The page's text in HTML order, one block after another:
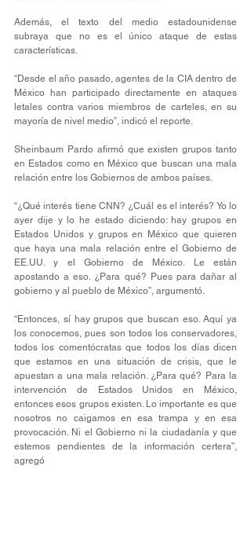
Además, el texto del medio estadounidense
subraya que no es el único ataque de estas
características.
“Desde el año pasado, agentes de la CIA dentro de
México han participado directamente en ataques
letales contra varios miembros de carteles, en su
mayoría de nivel medio”, indicó el reporte.
Sheinbaum Pardo afirmó que existen grupos tanto
en Estados como en México que buscan una mala
relación entre los Gobiernos de ambos países.
“¿Qué interés tiene CNN? ¿Cuál es el interés? Yo lo
ayer dije y lo he estado diciendo: hay grupos en
Estados Unidos y grupos en México que quieren
que haya una mala relación entre el Gobierno de
EE.UU. y el Gobierno de México. Le están
apostando a eso. ¿Para qué? Pues para dañar al
gobierno y al pueblo de México”, argumentó.
“Entonces, sí hay grupos que buscan eso. Aquí ya
los conocemos, pues son todos los conservadores,
todos los comentócratas que todos los días dicen
que estamos en una situación de crisis, que le
apuestan a una mala relación. ¿Para qué? Para la
intervención de Estados Unidos en México,
entonces esos grupos existen. Lo importante es que
nosotros no caigamos en esa trampa y en esa
provocación. Ni el Gobierno ni la ciudadanía y que
estemos pendientes de la información certera”,
agregó